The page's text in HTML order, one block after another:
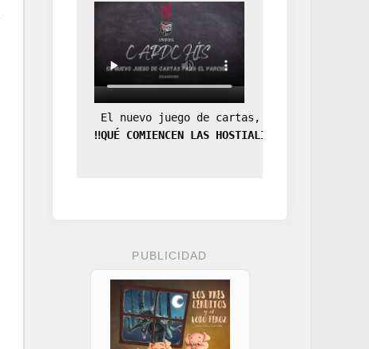
El nuevo juego de cartas, la expansión
‼️QUÉ COMIENCEN LAS HOSTIALIDADES‼️
PUBLICIDAD